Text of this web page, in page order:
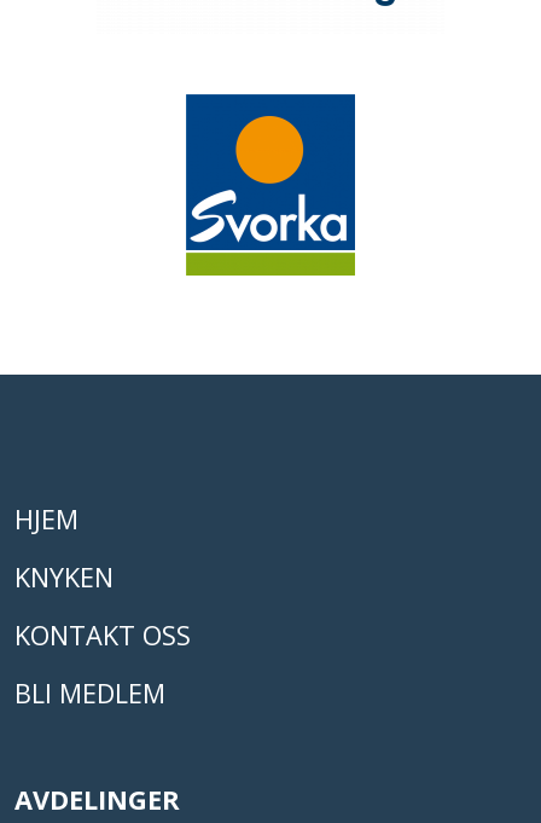
HJEM
KNYKEN
KONTAKT OSS
BLI MEDLEM
AVDELINGER